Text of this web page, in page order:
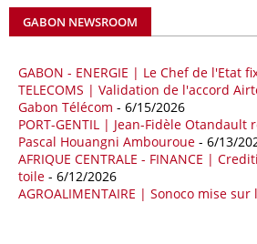
avril, à 81,82 milliards de dollars. Durant la
importations chinoises en provenance du
quatre premiers mois de 2025.
09/05/26 ITALIE - LIBYE
Les deux pays veulent accélérer leurs
de sécuriser davantage les
Méditerranée, dans un contexte marqué par
géopolitiques internationales et des
mondial du gaz. Réunis à Rome le jeudi 7
GABON NEWSROOM
GABON - ENERGIE | Le Chef de l'Etat
TELECOMS | Validation de l'accord
Gabon Télécom - 6/15/2026
PORT-GENTIL | Jean-Fidèle
Pascal Houangni Ambouroue - 6/13/
AFRIQUE CENTRALE - FINANCE |
toile - 6/12/2026
AGROALIMENTAIRE | Sonoco mise sur